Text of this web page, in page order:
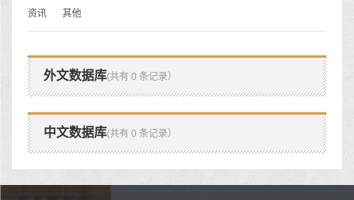
资讯
其他
外文数据库(共有 0 条记录）
中文数据库(共有 0 条记录）